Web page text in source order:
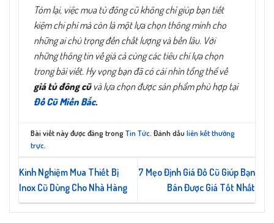
Tóm lại, việc mua tủ đông cũ không chỉ giúp bạn tiết
kiệm chi phí mà còn là một lựa chọn thông minh cho
những ai chú trọng đến chất lượng và bền lâu. Với
những thông tin về giá cả cùng các tiêu chí lựa chọn
trong bài viết. Hy vọng bạn đã có cái nhìn tổng thể về
giá tủ đông cũvà lựa chọn được sản phẩm phù hợp tại
Đồ Cũ Miền Bắc.
Bài viết này được đăng trongTin Tức. Đánh dấuliên kết thường
trực.
Kinh Nghiệm Mua Thiết Bị
Inox Cũ Dùng Cho Nhà Hàng
7 Mẹo Định Giá Đồ Cũ Giúp Bạn
Bán Được Giá Tốt Nhất